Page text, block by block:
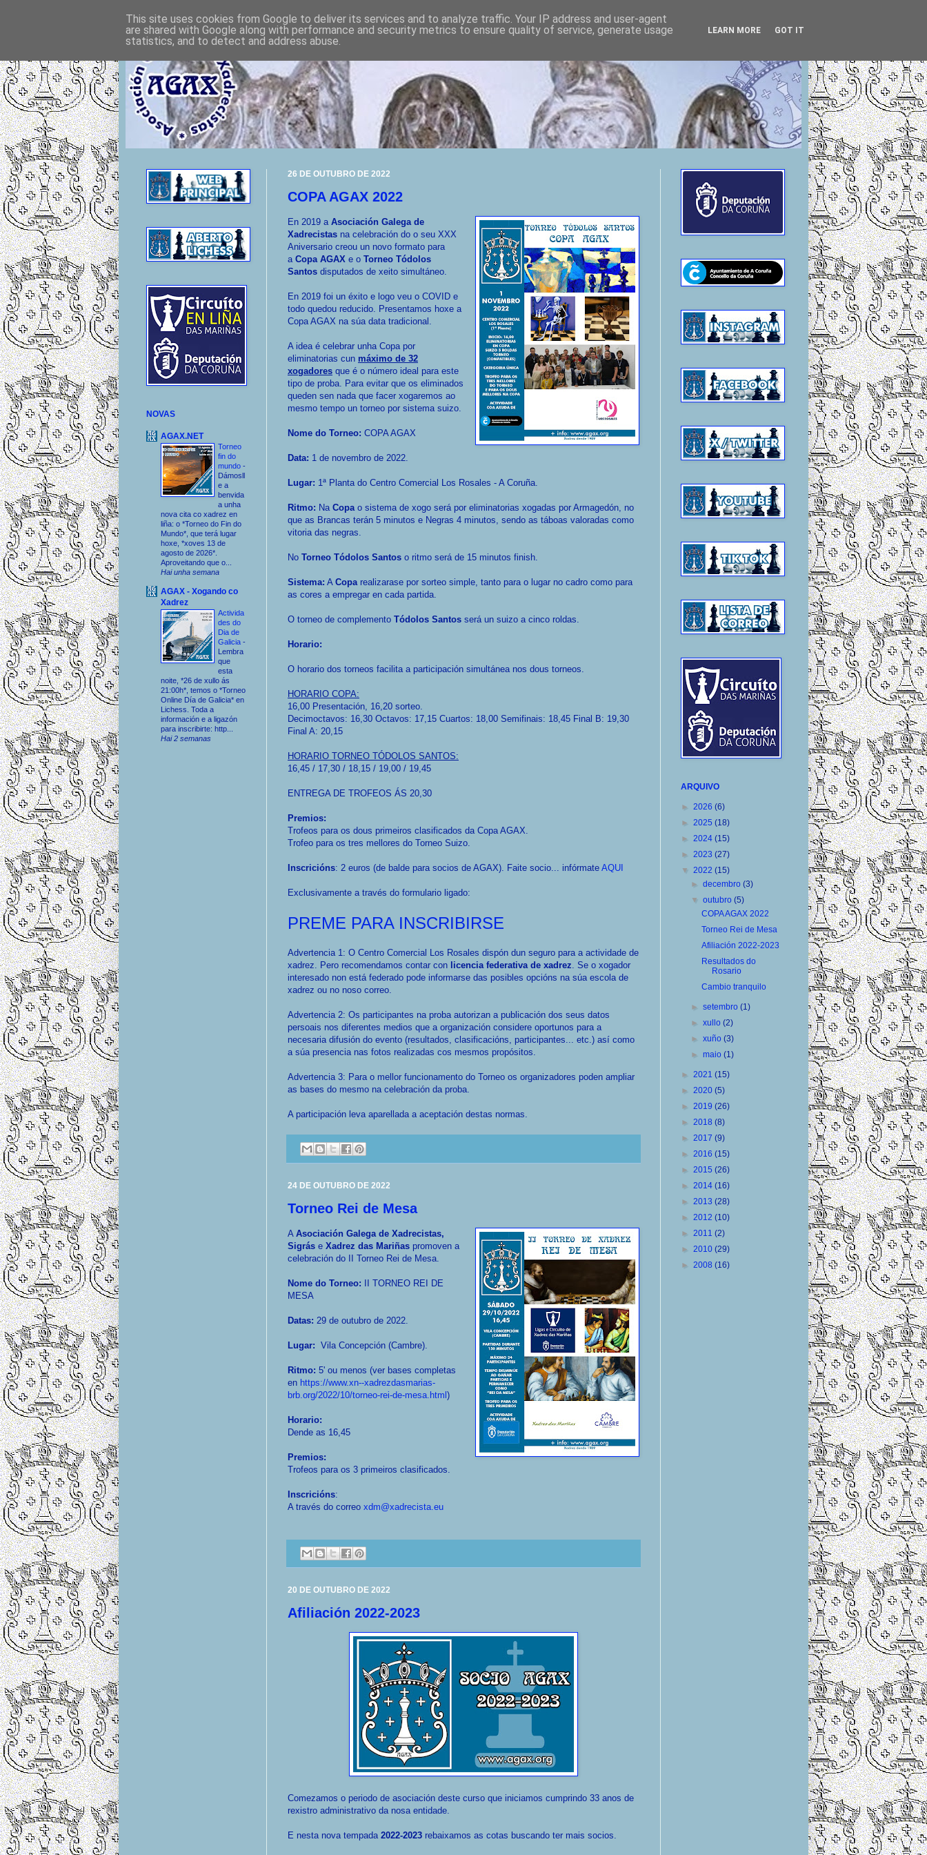
26 DE OUTUBRO DE 2022
COPA AGAX 2022
En 2019 a Asociación Galega de
Xadrecistas na celebración do o seu XXX
Aniversario creou un novo formato para
a Copa AGAX e o Torneo Tódolos
Santos disputados de xeito simultáneo.
En 2019 foi un éxito e logo veu o COVID e
todo quedou reducido. Presentamos hoxe a
Copa AGAX na súa data tradicional.
A idea é celebrar unha Copa por
eliminatorias cun máximo de 32
xogadores que é o número ideal para este
tipo de proba. Para evitar que os eliminados
queden sen nada que facer xogaremos ao
mesmo tempo un torneo por sistema suizo.
Nome do Torneo: COPA AGAX
Data: 1 de novembro de 2022.
Lugar: 1ª Planta do Centro Comercial Los Rosales - A Coruña.
Ritmo: Na Copao sistema de xogo será por eliminatorias xogadas por Armagedón, no
que as Brancas terán 5 minutos e Negras 4 minutos, sendo as táboas valoradas como
vitoria das negras.
No Torneo Tódolos Santos o ritmo será de 15 minutos finish.
Sistema: A Coparealizarase por sorteo simple, tanto para o lugar no cadro como para
as cores a empregar en cada partida.
O torneo de complemento Tódolos Santos será un suizo a cinco roldas.
Horario:
O horario dos torneos facilita a participación simultánea nos dous torneos.
HORARIO COPA:
16,00 Presentación, 16,20 sorteo.
Decimoctavos: 16,30 Octavos: 17,15 Cuartos: 18,00 Semifinais: 18,45 Final B: 19,30
Final A: 20,15
HORARIO TORNEO TÓDOLOS SANTOS:
16,45 / 17,30 / 18,15 / 19,00 / 19,45
ENTREGA DE TROFEOS ÁS 20,30
Premios:
Trofeos para os dous primeiros clasificados da Copa AGAX.
Trofeo para os tres mellores do Torneo Suizo.
Inscricións: 2 euros (de balde para socios de AGAX). Faite socio... infórmate AQUI
Exclusivamente a través do formulario ligado:
PREME PARA INSCRIBIRSE
Advertencia 1: O Centro Comercial Los Rosales dispón dun seguro para a actividade de
xadrez. Pero recomendamos contar con licencia federativa de xadrez. Se o xogador
interesado non está federado pode informarse das posibles opcións na súa escola de
xadrez ou no noso correo.
Advertencia 2: Os participantes na proba autorizan a publicación dos seus datos
persoais nos diferentes medios que a organización considere oportunos para a
necesaria difusión do evento (resultados, clasificacións, participantes... etc.) así como
a súa presencia nas fotos realizadas cos mesmos propósitos.
Advertencia 3: Para o mellor funcionamento do Torneo os organizadores poden ampliar
as bases do mesmo na celebración da proba.
A participación leva aparellada a aceptación destas normas.
24 DE OUTUBRO DE 2022
Torneo Rei de Mesa
A Asociación Galega de Xadrecistas,
Sigrás e Xadrez das Mariñas promoven a
celebración do II Torneo Rei de Mesa.
Nome do Torneo: II TORNEO REI DE
MESA
Datas: 29 de outubro de 2022.
Lugar: Vila Concepción (Cambre).
Ritmo: 5' ou menos (ver bases completas
en https://www.xn--xadrezdasmarias-
brb.org/2022/10/torneo-rei-de-mesa.html )
Horario:
Dende as 16,45
Premios:
Trofeos para os 3 primeiros clasificados.
Inscricións:
A través do correo xdm@xadrecista.eu
20 DE OUTUBRO DE 2022
Afiliación 2022-2023
Comezamos o periodo de asociación deste curso que iniciamos cumprindo 33 anos de
rexistro administrativo da nosa entidade.
E nesta nova tempada 2022-2023 rebaixamos as cotas buscando ter mais socios.
NOVAS
AGAX.NET
Torneo
fin do
mundo -
Dámosll
e a
benvida
a unha
nova cita co xadrez en
liña: o *Torneo do Fin do
Mundo*, que terá lugar
hoxe, *xoves 13 de
agosto de 2026*.
Aproveitando que o...
Hai unha semana
AGAX - Xogando co
Xadrez
Activida
des do
Dia de
Galicia -
Lembra
que
esta
noite, *26 de xullo ás
21:00h*, temos o *Torneo
Online Día de Galicia* en
Lichess. Toda a
información e a ligazón
para inscribirte: http...
Hai 2 semanas
ARQUIVO
► 2026 (6)
► 2025 (18)
► 2024 (15)
► 2023 (27)
▼ 2022 (15)
►decembro(3)
▼outubro(5)
COPA AGAX 2022
Torneo Rei de Mesa
Afiliación 2022-2023
Resultados do
Rosario
Cambio tranquilo
►setembro(1)
►xullo(2)
►xuño(3)
►maio(1)
► 2021 (15)
► 2020 (5)
► 2019 (26)
► 2018 (8)
► 2017 (9)
► 2016 (15)
► 2015 (26)
► 2014 (16)
► 2013 (28)
► 2012 (10)
► 2011 (2)
► 2010 (29)
► 2008 (16)
This site uses cookies from Google to deliver its services and to analyze traffic. Your IP address and user-agent
are shared with Google along with performance and security metrics to ensure quality of service, generate usage
statistics, and to detect and address abuse.
LEARN MORE GOT IT